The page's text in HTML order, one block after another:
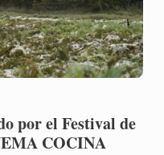
por el Festival de
COCINA